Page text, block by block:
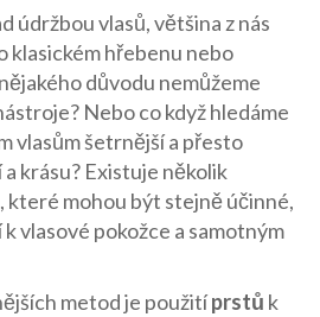
údržbou vlasů, většina z nás
klasickém hřebenu nebo
důvodu nemůžeme
Nebo co když hledáme
vlasům šetrnější a přesto
krásu? Existuje několik
mohou být stejně účinné,
vlasové pokožce a samotným
metod je použitíprstů k